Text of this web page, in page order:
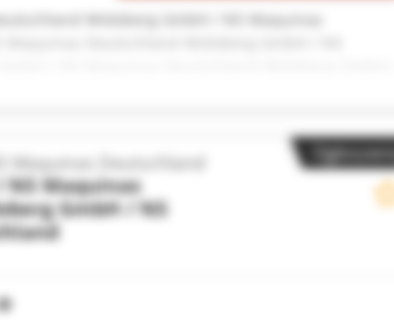
Widoberg GmbH / NS Maquinas
GmbH / NS Maquinas Deutschland Widoberg
Widoberg GmbH / NS Maquinas
Deutschland Widoberg GmbH / NSOgłoszenia
Maquinas Deutschland
NS Maquinas
GmbH / NS